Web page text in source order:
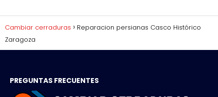
Cambiar cerraduras
Reparacion persianas Casco Histórico
Zaragoza
PREGUNTAS FRECUENTES